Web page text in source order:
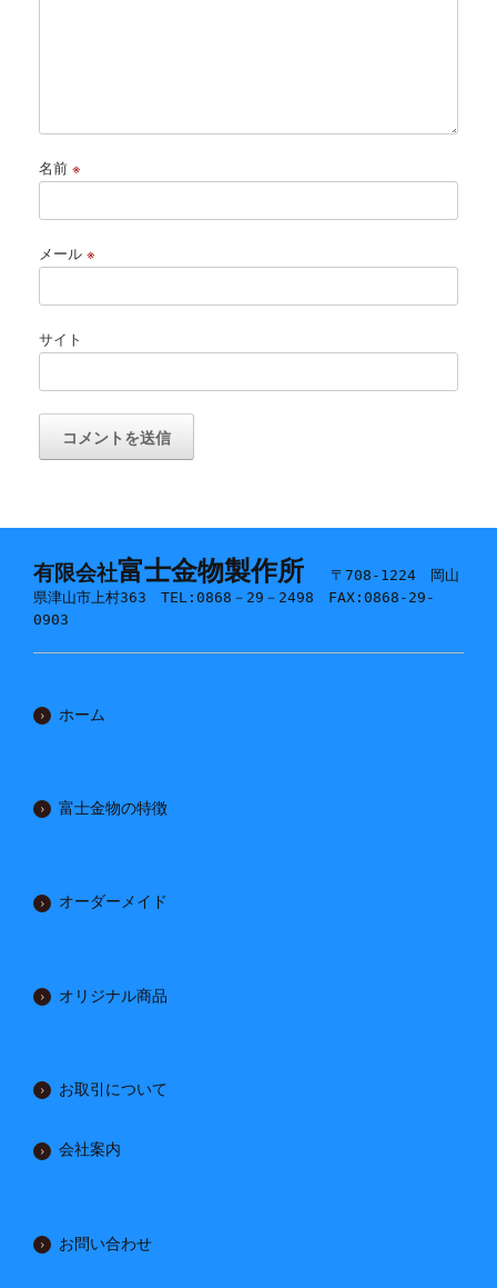
名前 ※
メール ※
サイト
有限会社富士金物製作所
〒708-1224 岡山
県津山市上村363 TEL:0868－29－2498 FAX:0868-29-
0903
ホーム
富士金物の特徴
オーダーメイド
オリジナル商品
お取引について
会社案内
お問い合わせ